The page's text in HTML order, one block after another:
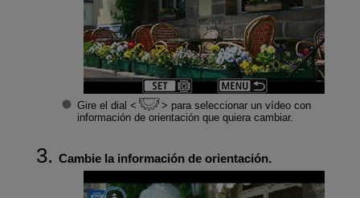
Gire el dial
para seleccionar un vídeo con
información de orientación que quiera cambiar.
Cambie la información de orientación.